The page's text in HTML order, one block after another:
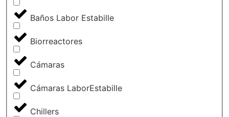
Baños Labor Estabille
Biorreactores
Cámaras
Cámaras LaborEstabille
Chillers